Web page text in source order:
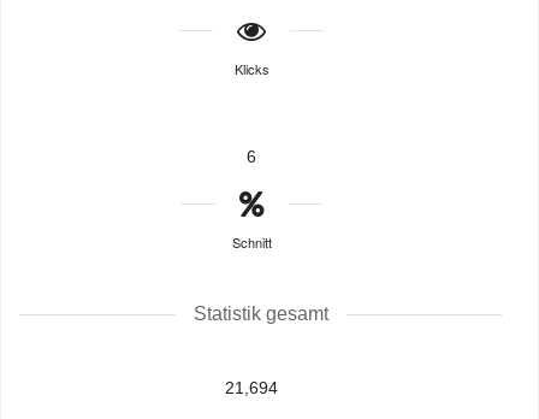
Klicks
6
Schnitt
Statistik gesamt
21,694